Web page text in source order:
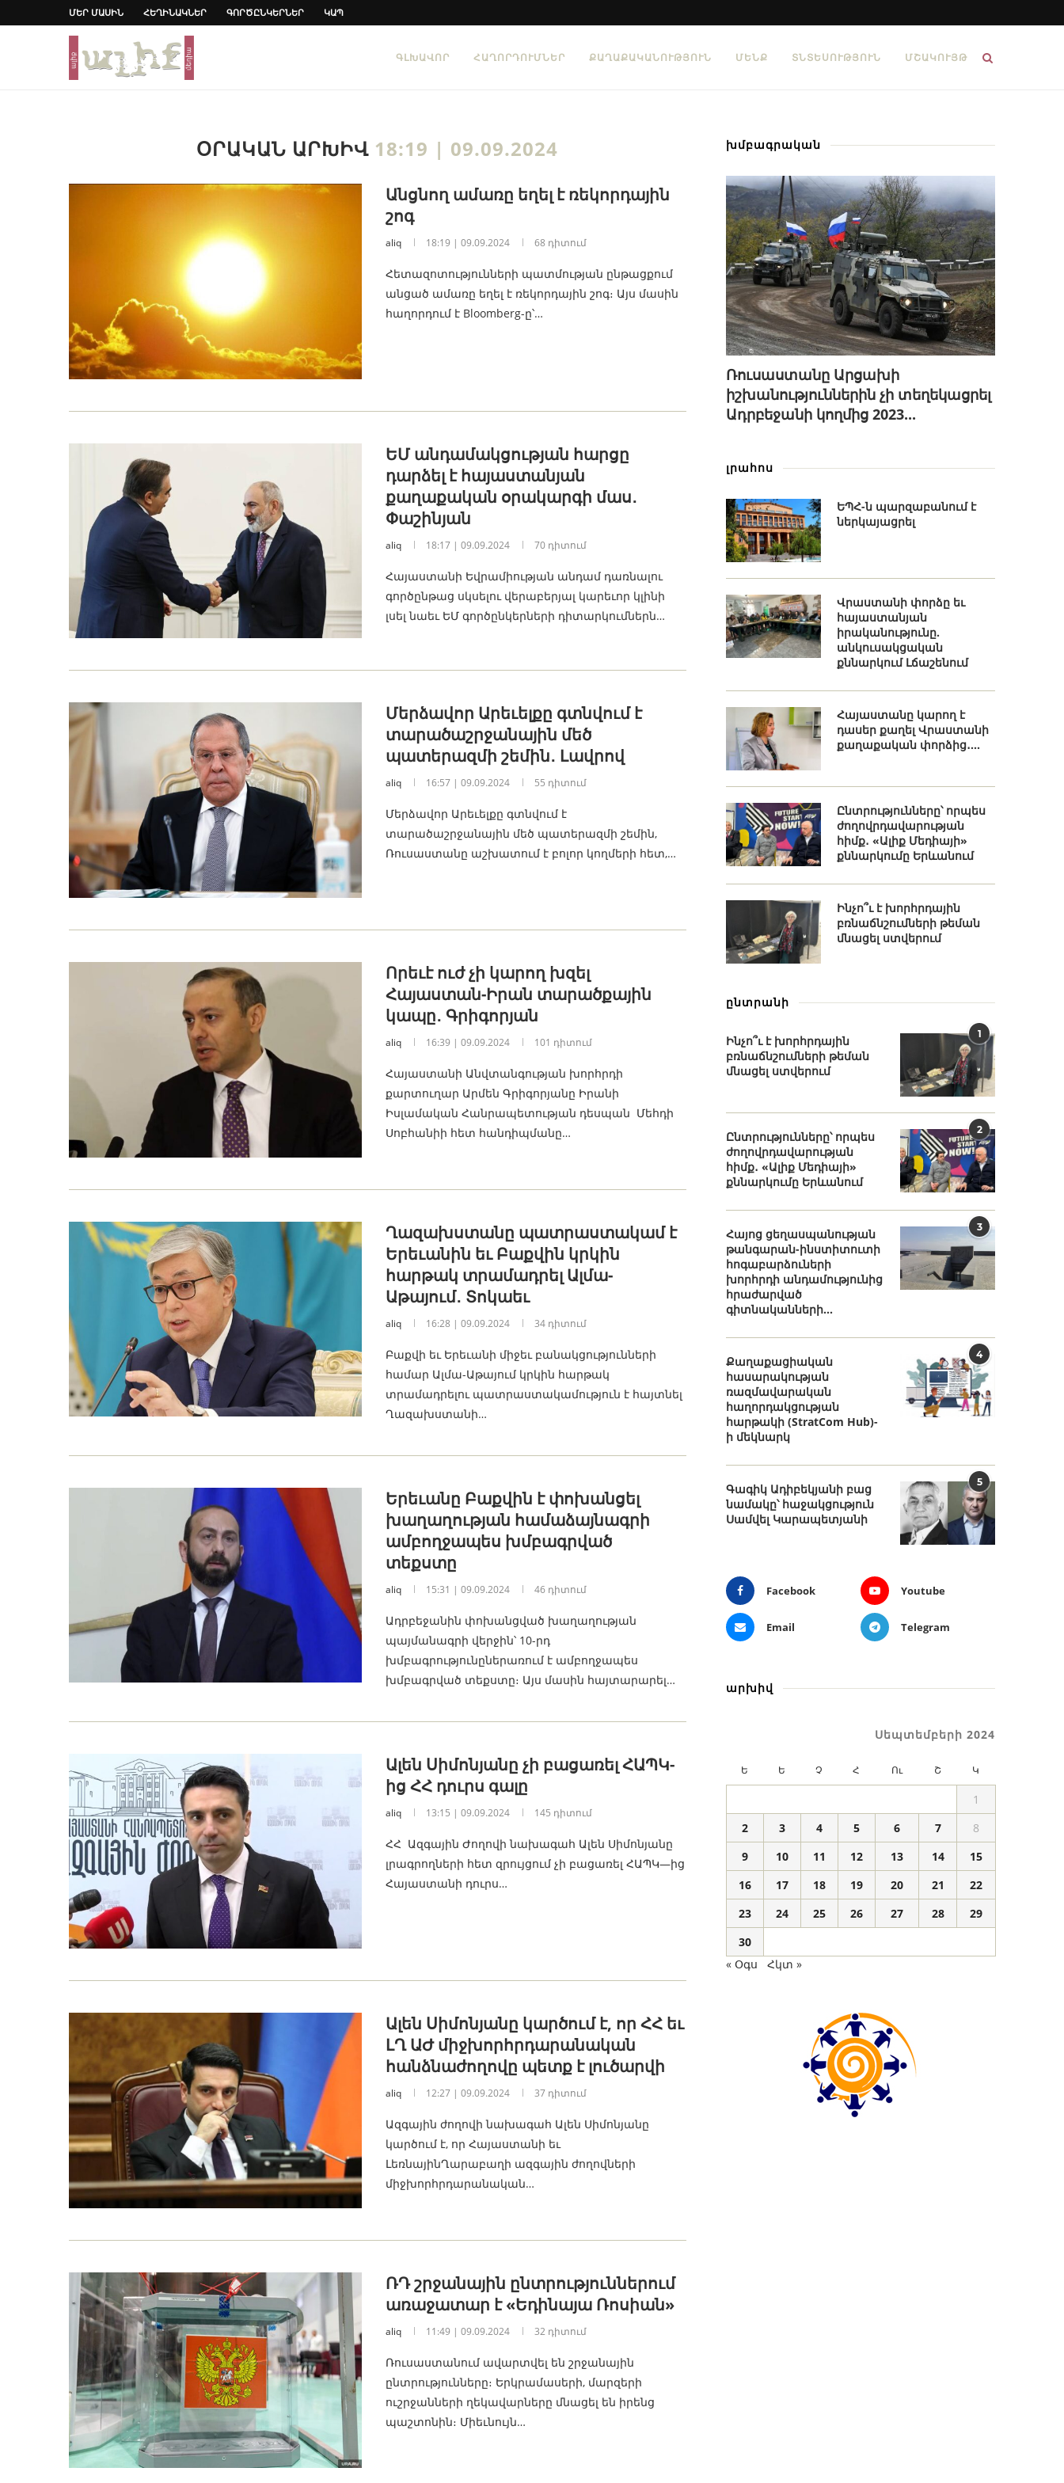
ՄԵՐ ՄԱՍԻՆ ՀԵՂԻՆԱԿՆԵՐ ԳՈՐԾԸՆԿԵՐՆԵՐ ԿԱՊ
ԳԼԽԱՎՈՐ ՀԱՂՈՐԴՈՒՄՆԵՐ ՔԱՂԱՔԱԿԱՆՈՒԹՅՈՒՆ ՄԵՆՔ ՏՆՏԵՍՈՒԹՅՈՒՆ ՄՇԱԿՈՒՅԹ
ՕՐԱԿԱՆ ԱՐԽԻՎ 18:19 | 09.09.2024
Անցնող ամառը եղել է ռեկորդային
շոգ
aliq 18:19 | 09.09.2024 68 դիտում
Հետազոտությունների պատմության ընթացքում
անցած ամառը եղել է ռեկորդային շոգ։ Այս մասին
հաղորդում է Bloomberg-ը՝…
ԵՄ անդամակցության հարցը
դարձել է հայաստանյան
քաղաքական օրակարգի մաս․
Փաշինյան
aliq 18:17 | 09.09.2024 70 դիտում
Հայաստանի Եվրամիության անդամ դառնալու
գործընթաց սկսելու վերաբերյալ կարեւոր կլինի
լսել նաեւ ԵՄ գործընկերների դիտարկումներն…
Մերձավոր Արեւելքը գտնվում է
տարածաշրջանային մեծ
պատերազմի շեմին․ Լավրով
aliq 16:57 | 09.09.2024 55 դիտում
Մերձավոր Արեւելքը գտնվում է
տարածաշրջանային մեծ պատերազմի շեմին,
Ռուսաստանը աշխատում է բոլոր կողմերի հետ,…
Որեւէ ուժ չի կարող խզել
Հայաստան-Իրան տարածքային
կապը․ Գրիգորյան
aliq 16:39 | 09.09.2024 101 դիտում
Հայաստանի Անվտանգության խորհրդի
քարտուղար Արմեն Գրիգորյանը Իրանի
Իսլամական Հանրապետության դեսպան Մեհդի
Սոբհանիի հետ հանդիպմանը…
Ղազախստանը պատրաստակամ է
Երեւանին եւ Բաքվին կրկին
հարթակ տրամադրել Ալմա-
Աթայում․ Տոկաեւ
aliq 16:28 | 09.09.2024 34 դիտում
Բաքվի եւ Երեւանի միջեւ բանակցությունների
համար Ալմա-Աթայում կրկին հարթակ
տրամադրելու պատրաստակամություն է հայտնել
Ղազախստանի…
Երեւանը Բաքվին է փոխանցել
խաղաղության համաձայնագրի
ամբողջապես խմբագրված
տեքստը
aliq 15:31 | 09.09.2024 46 դիտում
Ադրբեջանին փոխանցված խաղաղության
պայմանագրի վերջին՝ 10-րդ
խմբագրությունըներառում է ամբողջապես
խմբագրված տեքստը։ Այս մասին հայտարարել…
Ալեն Սիմոնյանը չի բացառել ՀԱՊԿ-
ից ՀՀ դուրս գալը
aliq 13:15 | 09.09.2024 145 դիտում
ՀՀ Ազգային Ժողովի նախագահ Ալեն Սիմոնյանը
լրագրողների հետ զրույցում չի բացառել ՀԱՊԿ—ից
Հայաստանի դուրս…
Ալեն Սիմոնյանը կարծում է, որ ՀՀ եւ
ԼՂ ԱԺ միջխորհրդարանական
հանձնաժողովը պետք է լուծարվի
aliq 12:27 | 09.09.2024 37 դիտում
Ազգային ժողովի նախագահ Ալեն Սիմոնյանը
կարծում է, որ Հայաստանի եւ
ԼեռնայինՂարաբաղի ազգային ժողովների
միջխորհրդարանական…
ՌԴ շրջանային ընտրություններում
առաջատար է «Եդինայա Ռոսիան»
aliq 11:49 | 09.09.2024 32 դիտում
Ռուսաստանում ավարտվել են շրջանային
ընտրությունները։ Երկրամասերի, մարզերի
ուշրջանների ղեկավարները մնացել են իրենց
պաշտոնին։ Միեւնույն…
խմբագրական
Ռուսաստանը Արցախի
իշխանություններին չի տեղեկացրել
Ադրբեջանի կողմից 2023...
լրահոս
ԵՊՀ-ն պարզաբանում է
ներկայացրել
Վրաստանի փորձը եւ
հայաստանյան
իրականությունը.
անկուսակցական
քննարկում Լճաշենում
Հայաստանը կարող է
դասեր քաղել Վրաստանի
քաղաքական փորձից․...
Ընտրությունները՝ որպես
ժողովրդավարության
հիմք․ «Ալիք Մեդիայի»
քննարկումը Երևանում
Ինչո՞ւ է խորհրդային
բռնաճնշումների թեման
մնացել ստվերում
ընտրանի
1
Ինչո՞ւ է խորհրդային
բռնաճնշումների թեման
մնացել ստվերում
2
Ընտրությունները՝ որպես
ժողովրդավարության
հիմք․ «Ալիք Մեդիայի»
քննարկումը Երևանում
3
Հայոց ցեղասպանության
թանգարան-ինստիտուտի
հոգաբարձուների
խորհրդի անդամությունից
հրաժարված
գիտնականների...
4
Քաղաքացիական
հասարակության
ռազմավարական
հաղորդակցության
հարթակի (StratCom Hub)-
ի մեկնարկ
5
Գագիկ Ադիբեկյանի բաց
նամակը՝ հաջակցություն
Սամվել Կարապետյանի
Facebook Youtube
Email Telegram
արխիվ
Սեպտեմբերի 2024
Ե Ե Չ Հ Ու Շ Կ
1
2
3 4 5 6 7
8
9
10 11 12 13 14
15
16
17 18 19 20 21
22
23
24 25 26 27 28
29
30
« Օգս
Հկտ »